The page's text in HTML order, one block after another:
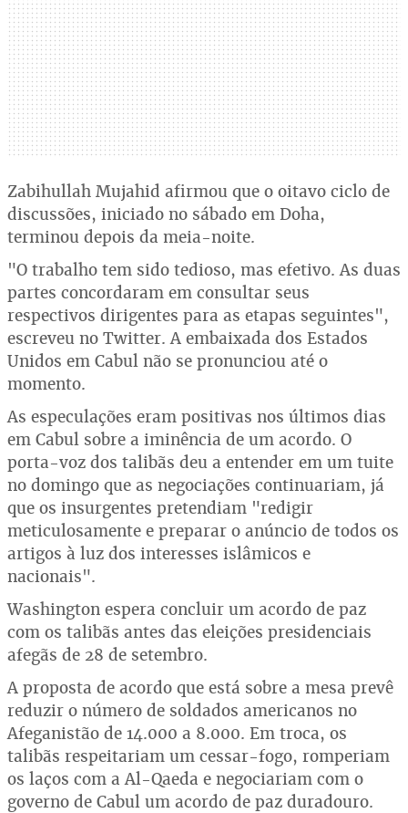
Zabihullah Mujahid afirmou que o oitavo ciclo de
discussões, iniciado no sábado em Doha,
terminou depois da meia-noite.
"O trabalho tem sido tedioso, mas efetivo. As duas
partes concordaram em consultar seus
respectivos dirigentes para as etapas seguintes",
escreveu no Twitter. A embaixada dos Estados
Unidos em Cabul não se pronunciou até o
momento.
As especulações eram positivas nos últimos dias
em Cabul sobre a iminência de um acordo. O
porta-voz dos talibãs deu a entender em um tuite
no domingo que as negociações continuariam, já
que os insurgentes pretendiam "redigir
meticulosamente e preparar o anúncio de todos os
artigos à luz dos interesses islâmicos e
nacionais".
Washington espera concluir um acordo de paz
com os talibãs antes das eleições presidenciais
afegãs de 28 de setembro.
A proposta de acordo que está sobre a mesa prevê
reduzir o número de soldados americanos no
Afeganistão de 14.000 a 8.000. Em troca, os
talibãs respeitariam um cessar-fogo, romperiam
os laços com a Al-Qaeda e negociariam com o
governo de Cabul um acordo de paz duradouro.